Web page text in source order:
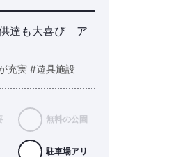
達も大喜び ア
充実 #遊具施設
無料の公園
駐車場アリ